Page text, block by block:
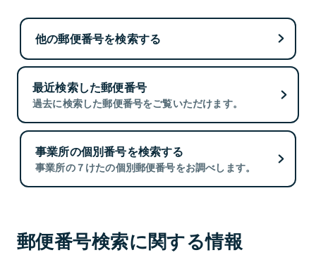
他の郵便番号を検索する
最近検索した郵便番号
過去に検索した郵便番号をご覧いただけます。
事業所の個別番号を検索する
事業所の７けたの個別郵便番号をお調べします。
郵便番号検索に関する情報